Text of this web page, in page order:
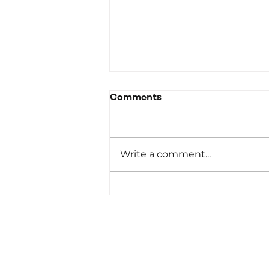
Together
Comments
Write a comment...